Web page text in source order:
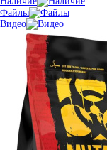
Файлы
Видео